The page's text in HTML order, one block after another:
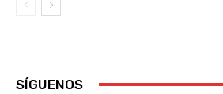
SÍGUENOS